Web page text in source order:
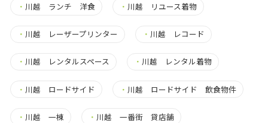
・ 川越 ランチ 洋食 ・ 川越 リユース着物
・ 川越 レーザープリンター ・ 川越 レコード
・ 川越 レンタルスペース ・ 川越 レンタル着物
・ 川越 ロードサイド ・ 川越 ロードサイド 飲食物件
・ 川越 一棟 ・ 川越 一番街 貸店舗